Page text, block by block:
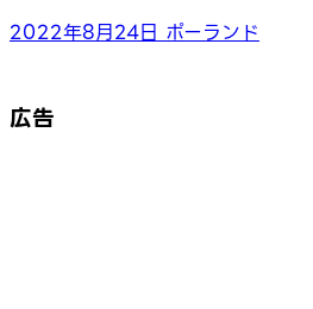
2022年8月24日 ポーランド
広告